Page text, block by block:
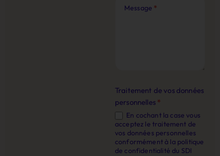
Message *
Traitement de vos données
personnelles *
En cochant la case vous
acceptez le traitement de
vos données personnelles
conformément à la politique
de confidentialité du SDI